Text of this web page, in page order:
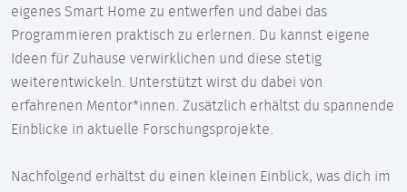
eigenes Smart Home zu entwerfen und dabei das
Programmieren praktisch zu erlernen. Du kannst eigene
Ideen für Zuhause verwirklichen und diese stetig
weiterentwickeln. Unterstützt wirst du dabei von
erfahrenen Mentor*innen. Zusätzlich erhältst du spannende
Einblicke in aktuelle Forschungsprojekte.
Nachfolgend erhältst du einen kleinen Einblick, was dich im